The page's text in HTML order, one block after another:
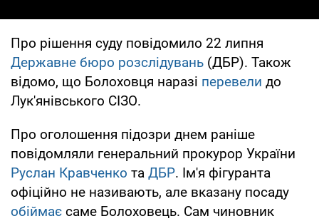
Про рішення суду повідомило 22 липня
Державне бюро розслідувань (ДБР). Також
відомо, що Болоховця наразі перевели до
Лук'янівського СІЗО.
Про оголошення підозри днем раніше
повідомляли генеральний прокурор України
Руслан Кравченко та ДБР. Ім'я фігуранта
офіційно не називають, але вказану посаду
обіймає саме Болоховець. Сам чиновник